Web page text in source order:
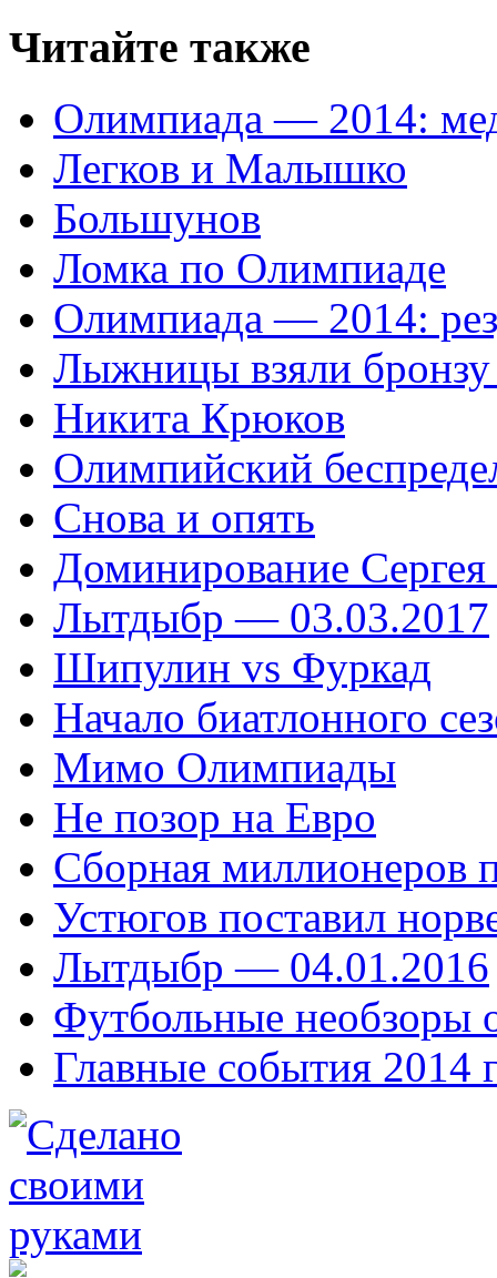
Читайте также
Олимпиада — 2014:
Легков и Малышко
Большунов
Ломка по Олимпиаде
Олимпиада — 2014:
Лыжницы взяли бронзу
Никита Крюков
Олимпийский
Снова и опять
Доминирование Сергея
Лытдыбр — 03.03.2017
Шипулин vs Фуркад
Начало биатлонного
Мимо Олимпиады
Не позор на Евро
Сборная миллионеров
Устюгов поставил
Лытдыбр — 04.01.2016
Футбольные необзоры
Главные события 2014